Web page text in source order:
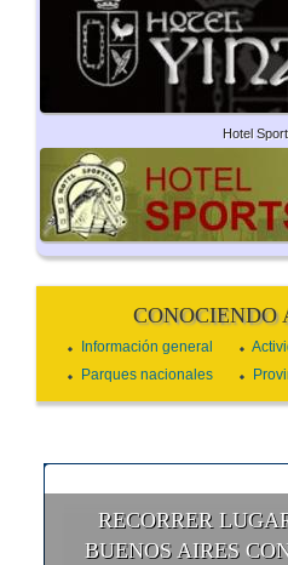
Hotel
CONOCIENDO
Información general
Parques nacionales
RECORRER
BUENOS AIRES